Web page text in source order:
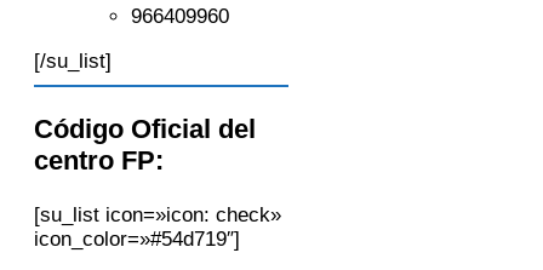
966409960
[/su_list]
Código Oficial del
centro FP:
[su_list icon=»icon: check»
icon_color=»#54d719″]